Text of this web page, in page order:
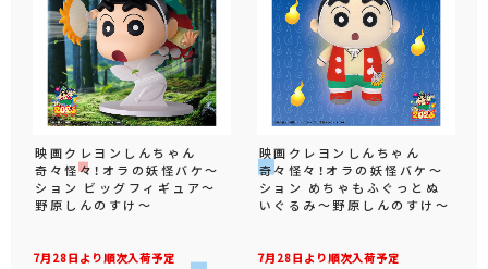
7月28日より順次入荷予定
映画クレヨンしんちゃん
奇々怪々！オラの妖怪バケ～
ション ビッグフィギュア～
野原しんのすけ～
7月28日より順次入荷予定
映画クレヨンしんちゃん
奇々怪々！オラの妖怪バケ～
ション めちゃもふぐっとぬ
いぐるみ～野原しんのすけ～